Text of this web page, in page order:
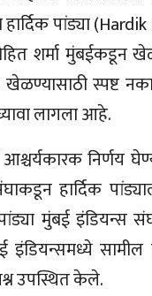
पांड्या
शर्मा मुंबईकडून
स्पष्ट
लागला आहे.
निर्णय
हार्दिक
मुंबई इंडियन्स
इंडियन्समध्ये
उपस्थित केले.